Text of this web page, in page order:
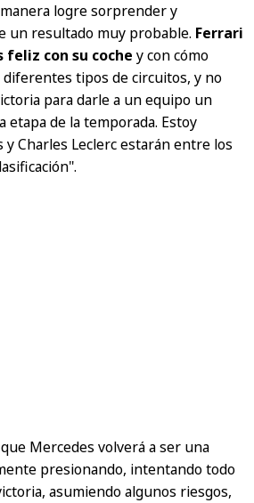
logre sorprender y
un resultado muy probable. Ferrari
feliz con su coche y con cómo
tipos de circuitos, y no
para darle a un equipo un
etapa de la temporada. Estoy
y Charles Leclerc estarán entre los
Mercedes volverá a ser una
presionando, intentando todo
asumiendo algunos riesgos,